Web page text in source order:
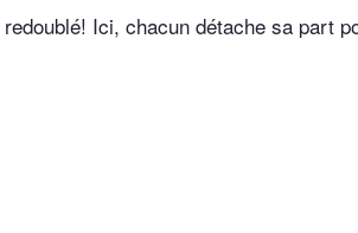
Ici, chacun détache sa part